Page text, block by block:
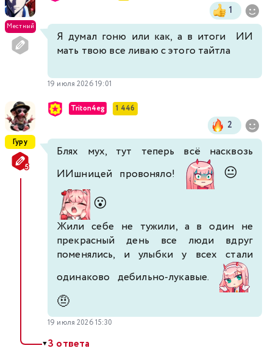
Местный
1
Я думал гоню или как, а в итоги ИИ
мать твою все ливаю с этого тайтла
19 июля 2026 19:01
Гуру
Triton4eg 1 446
2
Блях мух, тут теперь всё насквозь
ИИшницей провоняло!
😐
😮
Жили себе не тужили, а в один не
прекрасный день все люди вдруг
поменялись, и улыбки у всех стали
одинаково дебильно-лукавые.
🤨
19 июля 2026 15:30
▼3 ответа